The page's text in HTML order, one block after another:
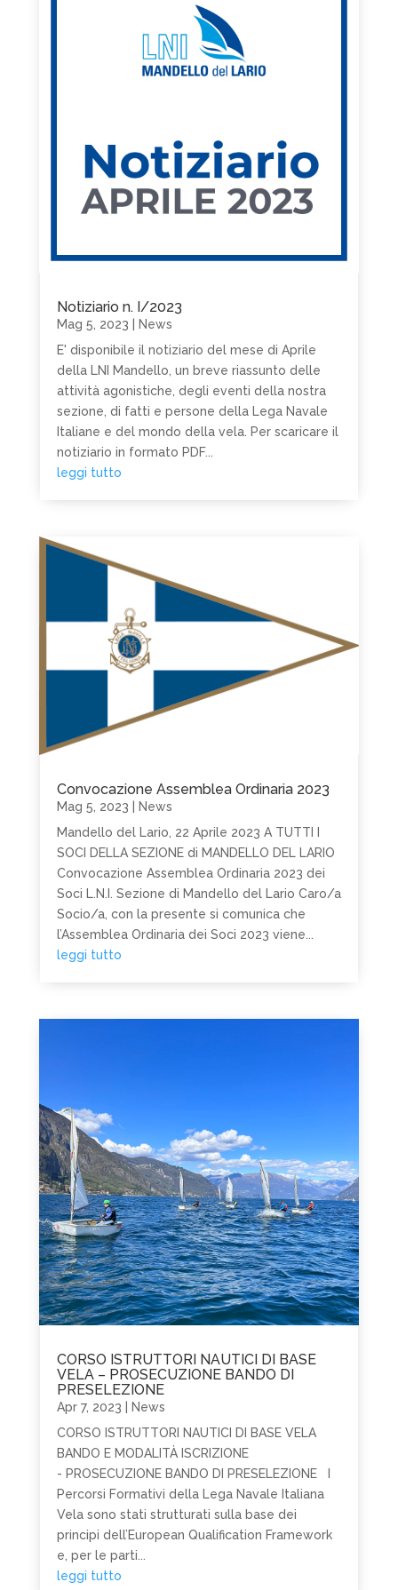
Notiziario n. I/2023
Mag 5, 2023
News
E' disponibile il notiziario del mese di Aprile
della LNI Mandello, un breve riassunto delle
attività agonistiche, degli eventi della nostra
sezione, di fatti e persone della Lega Navale
Italiane e del mondo della vela. Per scaricare il
notiziario in formato PDF...
leggi tutto
Convocazione Assemblea Ordinaria 2023
Mag 5, 2023
News
Mandello del Lario, 22 Aprile 2023 A TUTTI I
SOCI DELLA SEZIONE di MANDELLO DEL LARIO
Convocazione Assemblea Ordinaria 2023 dei
Soci L.N.I. Sezione di Mandello del Lario Caro/a
Socio/a, con la presente si comunica che
l’Assemblea Ordinaria dei Soci 2023 viene...
leggi tutto
CORSO ISTRUTTORI NAUTICI DI BASE
VELA – PROSECUZIONE BANDO DI
PRESELEZIONE
Apr 7, 2023
News
CORSO ISTRUTTORI NAUTICI DI BASE VELA
BANDO E MODALITÀ ISCRIZIONE
- PROSECUZIONE BANDO DI PRESELEZIONE I
Percorsi Formativi della Lega Navale Italiana
Vela sono stati strutturati sulla base dei
principi dell’European Qualification Framework
e, per le parti...
leggi tutto